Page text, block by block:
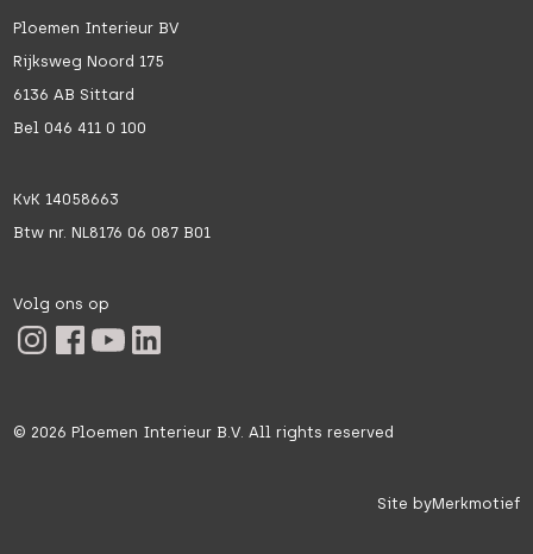
Ploemen Interieur BV
Rijksweg Noord 175
6136 AB Sittard
Bel 046 411 0 100
KvK 14058663
Btw nr. NL8176 06 087 B01
Volg ons op
© 2026 Ploemen Interieur B.V. All rights reserved
Site byMerkmotief